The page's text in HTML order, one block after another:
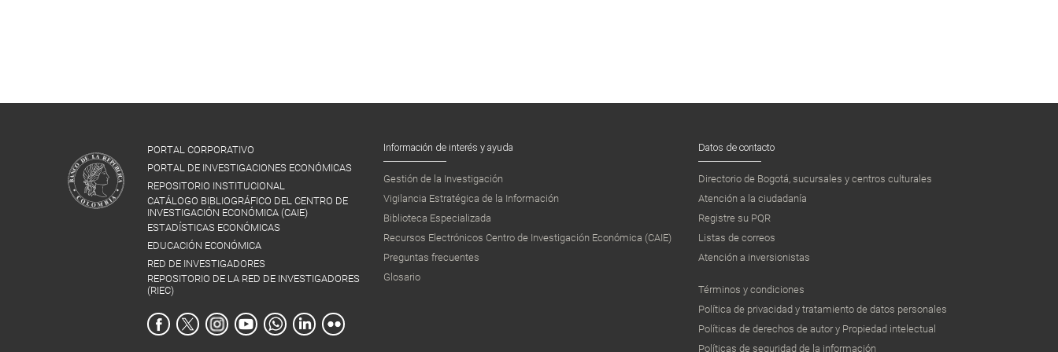
PORTAL CORPORATIVO
PORTAL DE INVESTIGACIONES ECONÓMICAS
REPOSITORIO INSTITUCIONAL
CATÁLOGO BIBLIOGRÁFICO DEL CENTRO DE
INVESTIGACIÓN ECONÓMICA (CAIE)
ESTADÍSTICAS ECONÓMICAS
EDUCACIÓN ECONÓMICA
RED DE INVESTIGADORES
REPOSITORIO DE LA RED DE INVESTIGADORES
(RIEC)
Información de interés y ayuda
Gestión de la Investigación
Vigilancia Estratégica de la Información
Biblioteca Especializada
Recursos Electrónicos Centro de Investigación Económica (CAIE)
Preguntas frecuentes
Glosario
Datos de contacto
Directorio de Bogotá, sucursales y centros culturales
Atención a la ciudadanía
Registre su PQR
Listas de correos
Atención a inversionistas
Términos y condiciones
Política de privacidad y tratamiento de datos personales
Políticas de derechos de autor y Propiedad intelectual
Políticas de seguridad de la información